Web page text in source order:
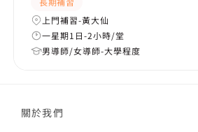
上門補習-黃大仙
一星期1日-2小時/堂
男導師/女導師-大學程度
關於我們